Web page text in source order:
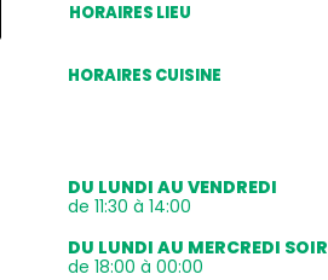
HORAIRES LIEU
HORAIRES CUISINE
DU LUNDI AU VENDREDI
de 11:30 à 14:00
DU LUNDI AU MERCREDI SOIR
de 18:00 à 00:00